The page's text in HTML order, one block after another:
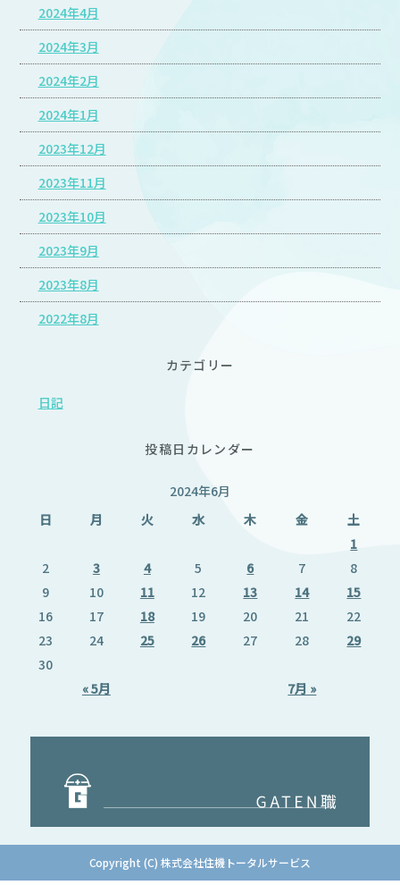
2024年4月
2024年3月
2024年2月
2024年1月
2023年12月
2023年11月
2023年10月
2023年9月
2023年8月
2022年8月
カテゴリー
日記
投稿日カレンダー
2024年6月
日
月 火 水 木 金 土
« 5月 7月 »
1
2
3 4 5 6 7
8
9
10 11 12 13 14
15
16
17 18 19 20 21
22
23
24 25 26 27 28
29
30
Copyright (C) 株式会社住機トータルサービス